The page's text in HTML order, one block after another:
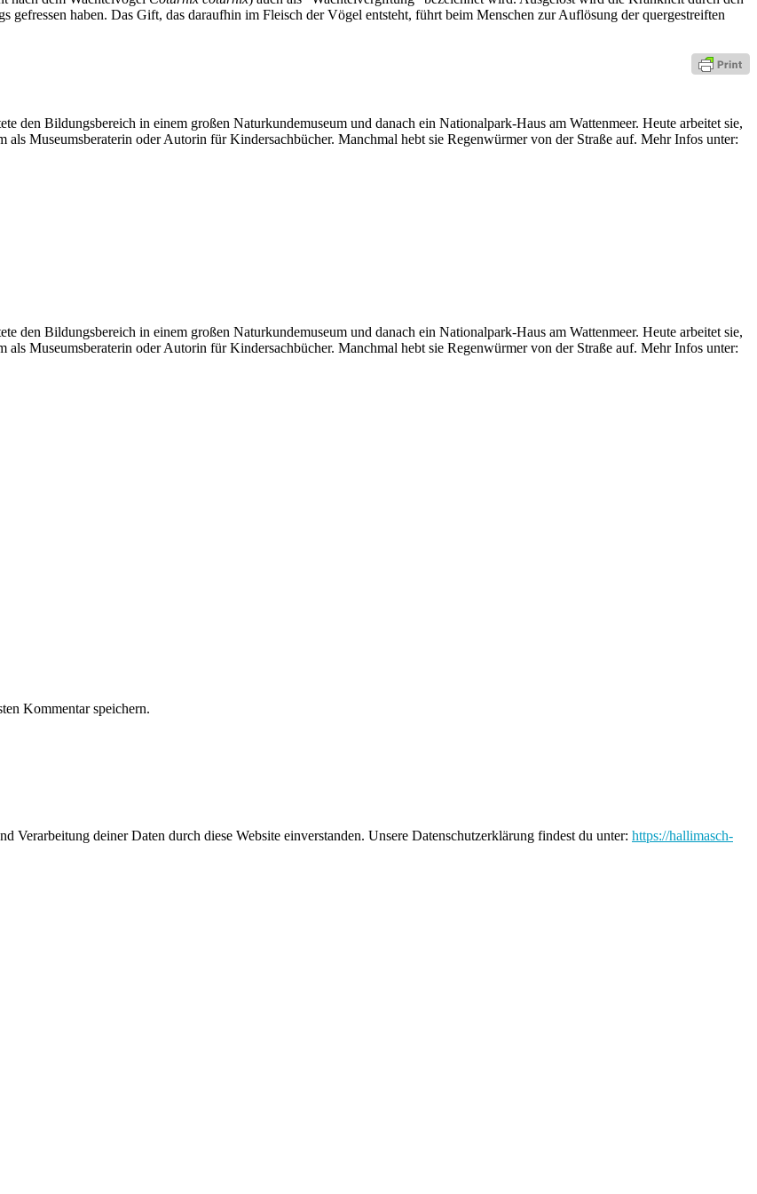
haben. Das Gift, das daraufhin im Fleisch der Vögel entsteht, führt beim Menschen zur Auflösung der quergestreiften
Bildungsbereich in einem großen Naturkundemuseum und danach ein Nationalpark-Haus am Wattenmeer. Heute arbeitet sie,
Museumsberaterin oder Autorin für Kindersachbücher. Manchmal hebt sie Regenwürmer von der Straße auf. Mehr Infos unter:
Bildungsbereich in einem großen Naturkundemuseum und danach ein Nationalpark-Haus am Wattenmeer. Heute arbeitet sie,
Museumsberaterin oder Autorin für Kindersachbücher. Manchmal hebt sie Regenwürmer von der Straße auf. Mehr Infos unter:
Kommentar speichern.
Verarbeitung deiner Daten durch diese Website einverstanden. Unsere Datenschutzerklärung findest du unter: https://hallimasch-